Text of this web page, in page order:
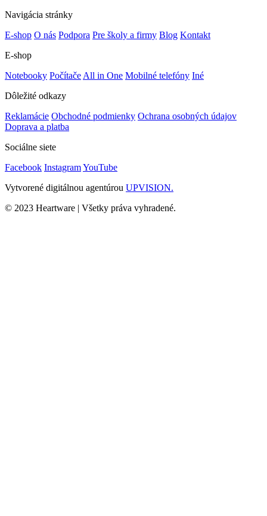
Navigácia stránky
E-shop O nás Podpora Pre školy a firmy Blog Kontakt
E-shop
Notebooky Počítače All in One Mobilné telefóny Iné
Dôležité odkazy
Reklamácie Obchodné podmienky Ochrana osobných údajov
Doprava a platba
Sociálne siete
Facebook InstagramYouTube
Vytvorené digitálnou agentúrou UPVISION.
© 2023 Heartware | Všetky práva vyhradené.